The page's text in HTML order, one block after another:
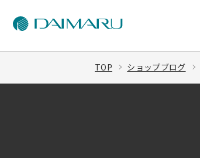
TOP ショップブログ